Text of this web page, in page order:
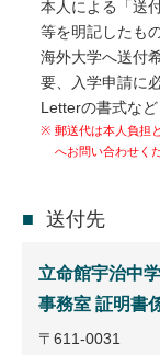
本人による「送
等を明記したもの
海外大学へ送付
要、入学申請に
Letterの書式など
※ 郵送代は本人負担
へお問い合わせく
送付先
立命館宇治中
事務室 証明書
〒611-0031